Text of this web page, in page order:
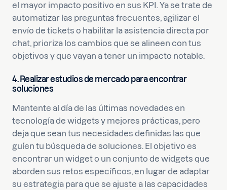
el mayor impacto positivo en sus KPI. Ya se trate de
automatizar las preguntas frecuentes, agilizar el
envío de tickets o habilitar la asistencia directa por
chat, prioriza los cambios que se alineen con tus
objetivos y que vayan a tener un impacto notable.
4. Realizar estudios de mercado para encontrar
soluciones
Mantente al día de las últimas novedades en
tecnología de widgets y mejores prácticas, pero
deja que sean tus necesidades definidas las que
guíen tu búsqueda de soluciones. El objetivo es
encontrar un widget o un conjunto de widgets que
aborden sus retos específicos, en lugar de adaptar
su estrategia para que se ajuste a las capacidades